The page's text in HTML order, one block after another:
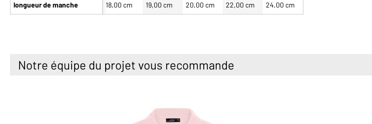
longueur de manche 18,00 cm 19,00 cm 20,00 cm 22,00 cm 24,00 cm
Notre équipe du projet vous recommande